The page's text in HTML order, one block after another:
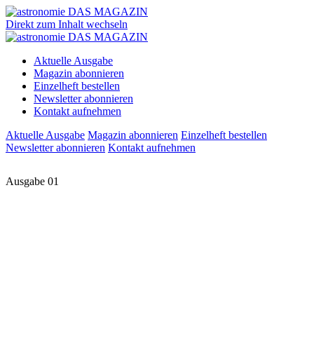
Direkt zum Inhalt wechseln
Aktuelle Ausgabe
Magazin abonnieren
Einzelheft bestellen
Newsletter abonnieren
Kontakt aufnehmen
Aktuelle Ausgabe Magazin abonnieren Einzelheft bestellen
Newsletter abonnieren Kontakt aufnehmen
Ausgabe 01